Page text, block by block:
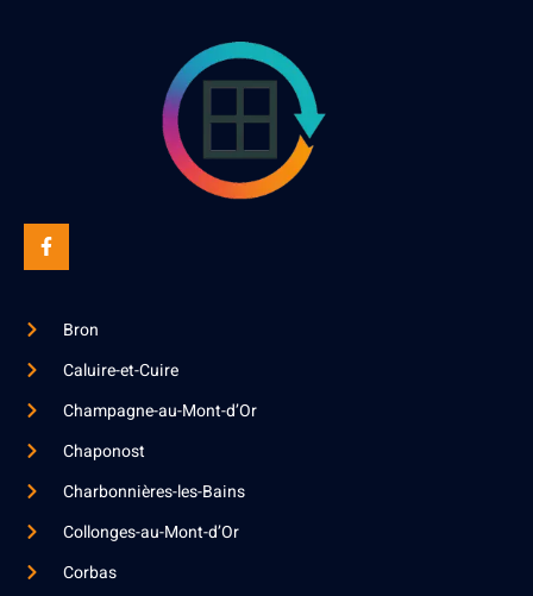
Bron
Caluire-et-Cuire
Champagne-au-Mont-d’Or
Chaponost
Charbonnières-les-Bains
Collonges-au-Mont-d’Or
Corbas